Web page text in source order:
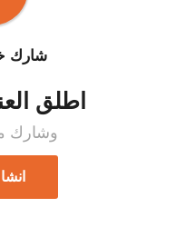
شارك
اطلق
وشارك